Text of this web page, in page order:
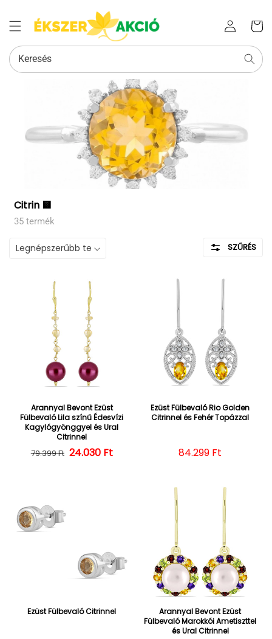
Bejelentkezés
kosara
Keresés
Kollekció:
Citrin 🟨
35 termék
SZŰRÉS
Arannyal Bevont Ezüst
Fülbevaló Lila színű Édesvízi
Kagylógyönggyel és Ural
Citrinnel
Normál ár
79.399 Ft Kedvezményes ár
24.030 Ft
Ezüst Fülbevaló Rio Golden
Citrinnel és Fehér Topázzal
Normál ár
84.299 Ft
Ezüst Fülbevaló Citrinnel
Arannyal Bevont Ezüst
Fülbevaló Marokkói Ametiszttel
és Ural Citrinnel